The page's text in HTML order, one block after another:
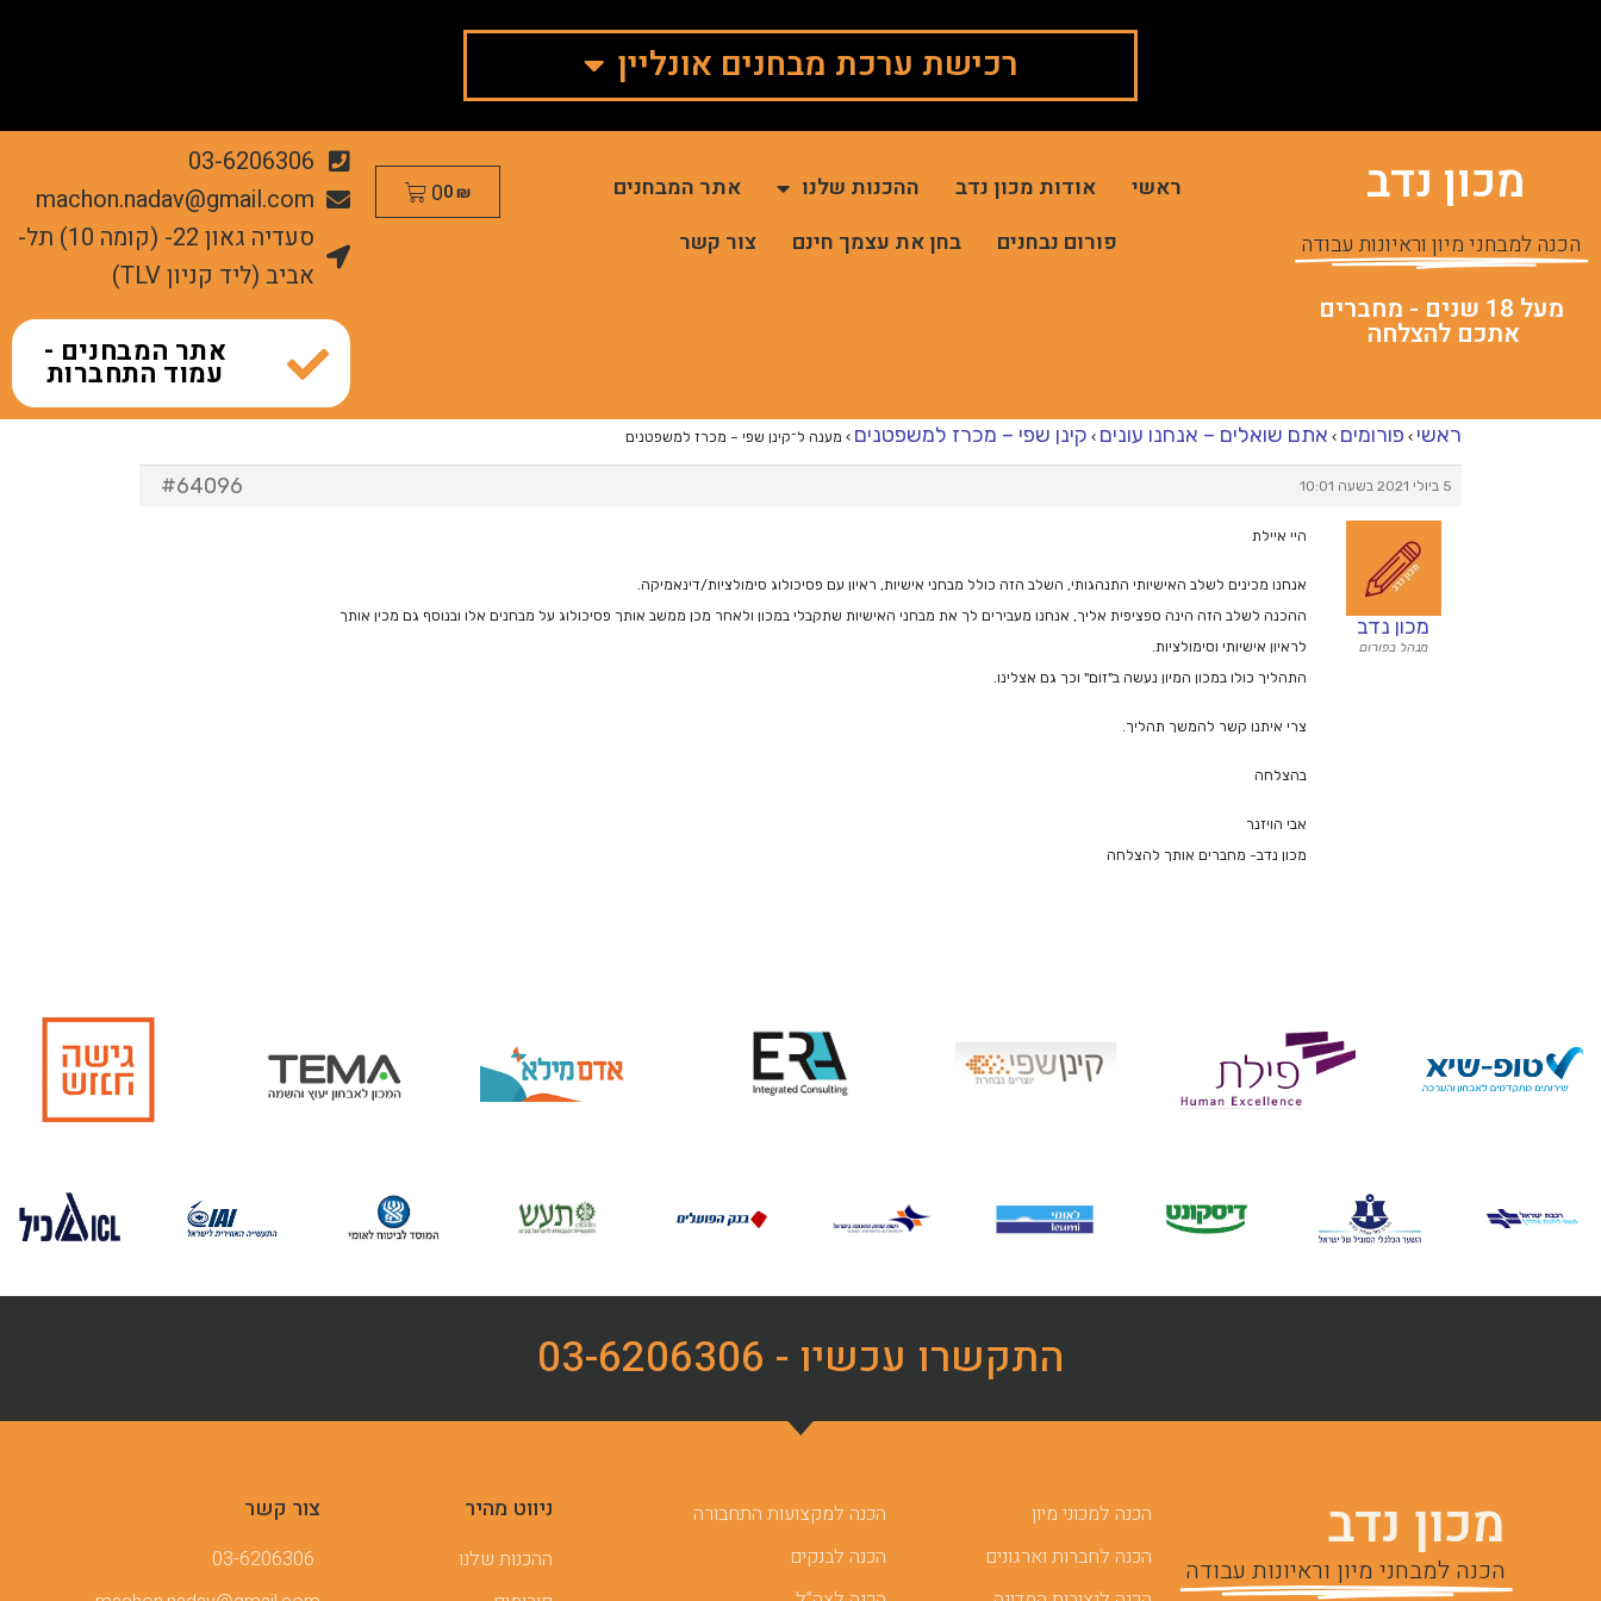
רכישת ערכת מבחנים אונליין
מכון נדב
הכנה למבחני מיון וראיונות עבודה
מעל 18 שנים - מחברים
אתכם להצלחה
ראשי אודות מכון נדב ההכנות שלנו
אתר המבחנים
פורום נבחנים
בחן את עצמך חינם צור קשר
0₪
0
03-6206306
machon.nadav@gmail.com
סעדיה גאון 22- (קומה 10) תל-
אביב (ליד קניון TLV)
אתר המבחנים -
עמוד התחברות
ראשי › פורומים › אתם שואלים – אנחנו עונים › קינן שפי – מכרז למשפטנים › מענה ל־קינן שפי – מכרז למשפטנים
5 ביולי 2021 בשעה 10:01 #64096
מכון נדב
מנהל בפורום
היי איילת
אנחנו מכינים לשלב האישיותי התנהגותי, השלב הזה כולל מבחני אישיות, ראיון עם פסיכולוג סימולציות/דינאמיקה.
ההכנה לשלב הזה הינה ספציפית אליך, אנחנו מעבירים לך את מבחני האישיות שתקבלי במכון ולאחר מכן ממשב אותך פסיכולוג על מבחנים אלו ובנוסף גם מכין אותך
לראיון אישיותי וסימולציות.
התהליך כולו במכון המיון נעשה ב"זום" וכך גם אצלינו.
צרי איתנו קשר להמשך תהליך.
בהצלחה
אבי הויזנר
מכון נדב- מחברים אותך להצלחה
התקשרו עכשיו - 03-6206306
מכון נדב
הכנה למבחני מיון וראיונות עבודה
הכנה למכוני מיון
הכנה לחברות וארגונים
הכנה למקצועות התחבורה
הכנה לבנקים
ניווט מהיר
ההכנות שלנו
צור קשר
03-6206306